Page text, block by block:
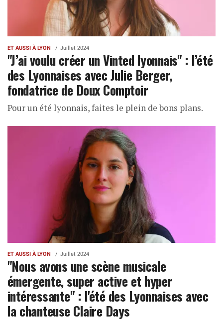
ET AUSSI À LYON Juillet 2024
"J’ai voulu créer un Vinted lyonnais" : l’été
des Lyonnaises avec Julie Berger,
fondatrice de Doux Comptoir
Pour un été lyonnais, faites le plein de bons plans.
ET AUSSI À LYON Juillet 2024
"Nous avons une scène musicale
émergente, super active et hyper
intéressante" : l'été des Lyonnaises avec
la chanteuse Claire Days